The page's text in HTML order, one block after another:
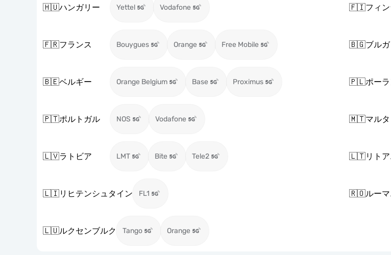
🇭🇺ハンガリー Yettel Vodafone 🇫🇮フィ
🇫🇷フランス Bouygues Orange Free Mobile 🇧🇬ブル
🇧🇪ベルギー Orange Belgium Base Proximus 🇵🇱ポー
🇵🇹ポルトガル NOS Vodafone 🇲🇹マルタ
🇱🇻ラトビア LMT Bite Tele2 🇱🇹リト
🇱🇮リヒテンシュタイン FL1 🇷🇴ルー
🇱🇺ルクセンブルク Tango Orange